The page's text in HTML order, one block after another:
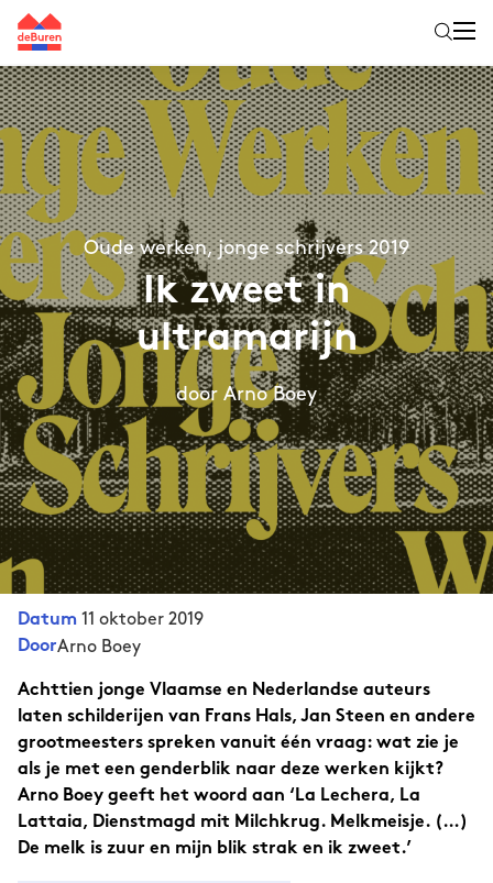
Oude werken, jonge schrijvers 2019
Ik zweet in
ultramarijn
door Arno Boey
Datum 11 oktober 2019
DoorArno Boey
Achttien jonge Vlaamse en Nederlandse auteurs
laten schilderijen van Frans Hals, Jan Steen en andere
grootmeesters spreken vanuit één vraag: wat zie je
als je met een genderblik naar deze werken kijkt?
Arno Boey geeft het woord aan ‘La Lechera, La
Lattaia, Dienstmagd mit Milchkrug. Melkmeisje. (…)
De melk is zuur en mijn blik strak en ik zweet.’